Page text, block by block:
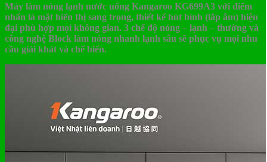
Máy làm nóng lạnh nước uống Kangaroo KG699A3 với điểm
nhấn là mặt hiển thị sang trọng, thiết kế hút bình (lắp âm) hiện
đại phù hợp mọi không gian. 3 chế độ nóng – lạnh – thường và
công nghệ Block làm nóng nhanh lạnh sâu sẽ phục vụ mọi nhu
cầu giải khát và chế biến.